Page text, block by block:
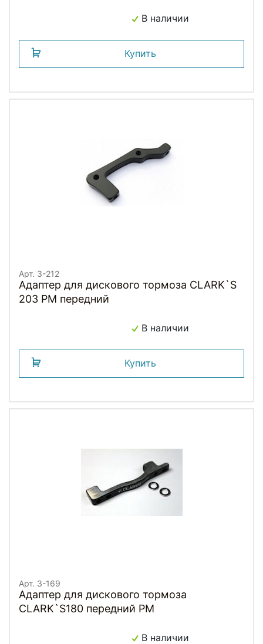
В наличии
Купить
Арт. 3-212
Адаптер для дискового тормоза CLARK`S
203 РМ передний
В наличии
Купить
Арт. 3-169
Адаптер для дискового тормоза
CLARK`S180 передний РМ
В наличии